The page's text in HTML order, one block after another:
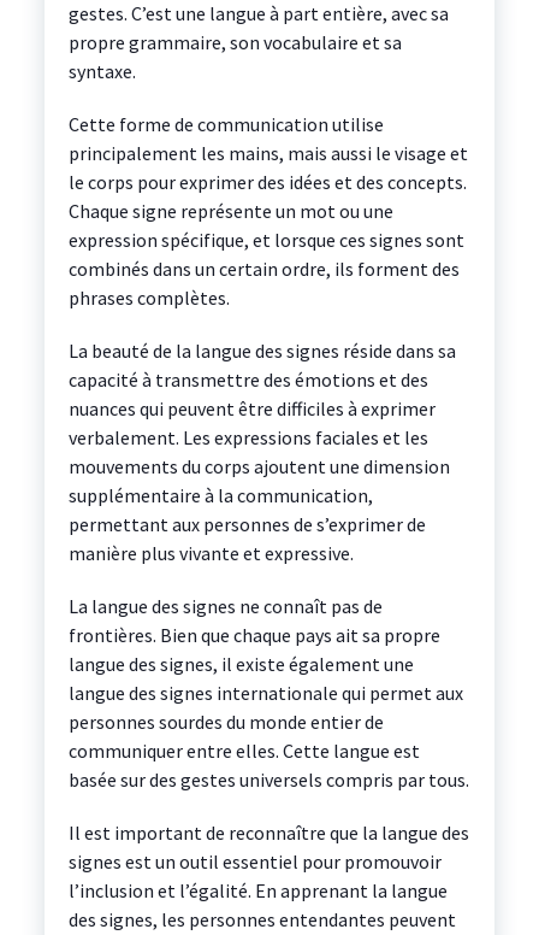
gestes. C’est une langue à part entière, avec sa
propre grammaire, son vocabulaire et sa
syntaxe.
Cette forme de communication utilise
principalement les mains, mais aussi le visage et
le corps pour exprimer des idées et des concepts.
Chaque signe représente un mot ou une
expression spécifique, et lorsque ces signes sont
combinés dans un certain ordre, ils forment des
phrases complètes.
La beauté de la langue des signes réside dans sa
capacité à transmettre des émotions et des
nuances qui peuvent être difficiles à exprimer
verbalement. Les expressions faciales et les
mouvements du corps ajoutent une dimension
supplémentaire à la communication,
permettant aux personnes de s’exprimer de
manière plus vivante et expressive.
La langue des signes ne connaît pas de
frontières. Bien que chaque pays ait sa propre
langue des signes, il existe également une
langue des signes internationale qui permet aux
personnes sourdes du monde entier de
communiquer entre elles. Cette langue est
basée sur des gestes universels compris par tous.
Il est important de reconnaître que la langue des
signes est un outil essentiel pour promouvoir
l’inclusion et l’égalité. En apprenant la langue
des signes, les personnes entendantes peuvent